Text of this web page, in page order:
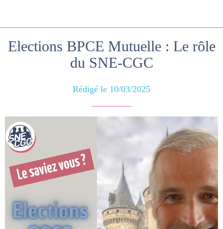
Elections BPCE Mutuelle : Le rôle
du SNE-CGC
Rédigé le 10/03/2025